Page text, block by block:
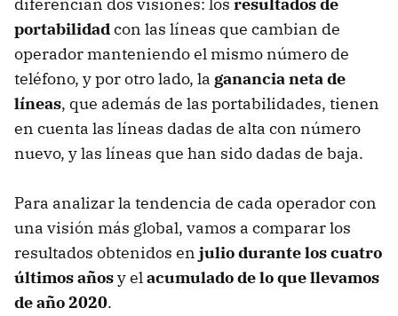
portabilidadcon las líneas que cambian de
operador manteniendo el mismo número de
teléfono, y por otro lado, la ganancia neta de
líneas, que además de las portabilidades, tienen
en cuenta las líneas dadas de alta con número
nuevo, y las líneas que han sido dadas de baja.
Para analizar la tendencia de cada operador con
una visión más global, vamos a comparar los
resultados obtenidos en julio durante los cuatro
últimos añosy elacumulado de lo que llevamos
de año 2020.